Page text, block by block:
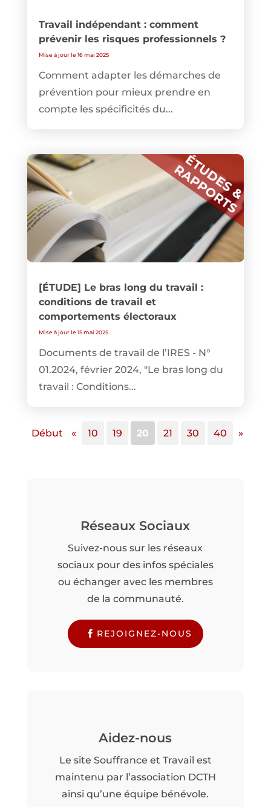
Travail indépendant : comment
prévenir les risques professionnels ?
Mise à jour le 16 mai 2025
Comment adapter les démarches de
prévention pour mieux prendre en
compte les spécificités du...
[ÉTUDE] Le bras long du travail :
conditions de travail et
comportements électoraux
Mise à jour le 15 mai 2025
Documents de travail de l’IRES - N°
01.2024, février 2024, "Le bras long du
travail : Conditions...
Début « 10 19 20 21 30 40 »
Réseaux Sociaux
Suivez-nous sur les réseaux
sociaux pour des infos spéciales
ou échanger avec les membres
de la communauté.
REJOIGNEZ-NOUS
Aidez-nous
Le site Souffrance et Travail est
maintenu par l’association DCTH
ainsi qu’une équipe bénévole.